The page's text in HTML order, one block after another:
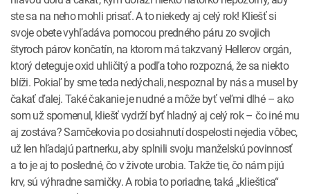
ste sa na neho mohli prisať. A to niekedy aj celý rok! Kliešť si
svoje obete vyhľadáva pomocou predného páru zo svojich
štyroch párov končatín, na ktorom má takzvaný Hellerov orgán,
ktorý deteguje oxid uhličitý a podľa toho rozpozná, že sa niekto
blíži. Pokiaľ by sme teda nedýchali, nespoznal by nás a musel by
čakať ďalej. Také čakanie je nudné a môže byť veľmi dlhé – ako
som už spomenul, kliešť vydrží byť hladný aj celý rok – čo iné mu
aj zostáva? Samčekovia po dosiahnutí dospelosti nejedia vôbec,
už len hľadajú partnerku, aby splnili svoju manželskú povinnosť
a to je aj to posledné, čo v živote urobia. Takže tie, čo nám pijú
krv, sú výhradne samičky. A robia to poriadne, taká „klieštica“